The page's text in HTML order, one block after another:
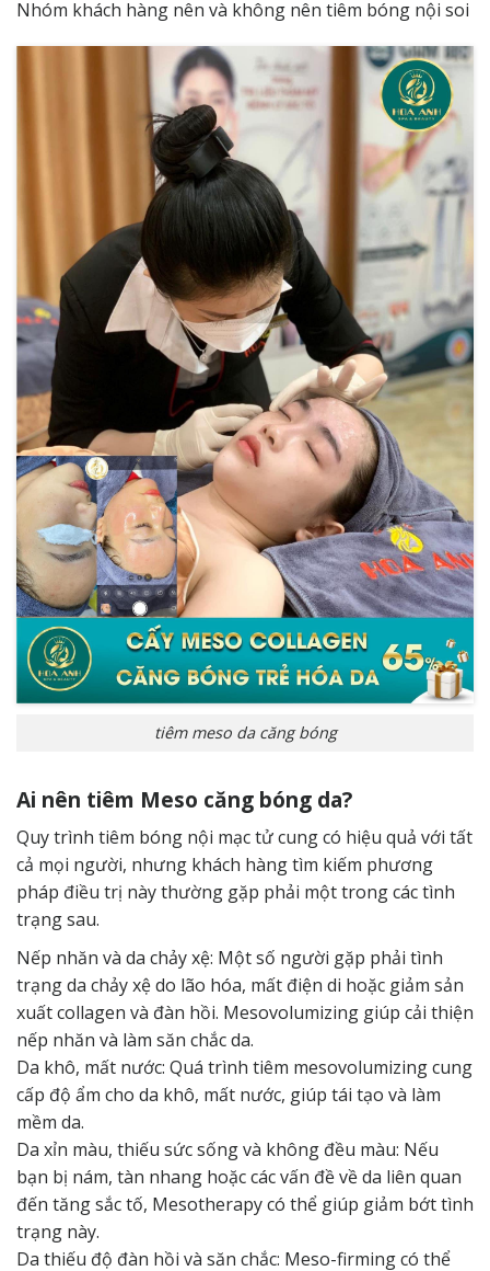
Nhóm khách hàng nên và không nên tiêm bóng nội soi
tiêm meso da căng bóng
Ai nên tiêm Meso căng bóng da?
Quy trình tiêm bóng nội mạc tử cung có hiệu quả với tất
cả mọi người, nhưng khách hàng tìm kiếm phương
pháp điều trị này thường gặp phải một trong các tình
trạng sau.
Nếp nhăn và da chảy xệ: Một số người gặp phải tình
trạng da chảy xệ do lão hóa, mất điện di hoặc giảm sản
xuất collagen và đàn hồi. Mesovolumizing giúp cải thiện
nếp nhăn và làm săn chắc da.
Da khô, mất nước: Quá trình tiêm mesovolumizing cung
cấp độ ẩm cho da khô, mất nước, giúp tái tạo và làm
mềm da.
Da xỉn màu, thiếu sức sống và không đều màu: Nếu
bạn bị nám, tàn nhang hoặc các vấn đề về da liên quan
đến tăng sắc tố, Mesotherapy có thể giúp giảm bớt tình
trạng này.
Da thiếu độ đàn hồi và săn chắc: Meso-firming có thể